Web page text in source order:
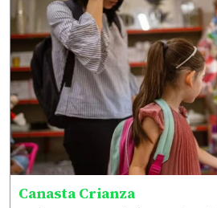
Canasta Crianza